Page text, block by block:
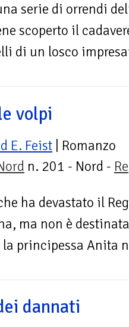
serie di orrendi
scoperto il
di un losco
volpi
E. Feist | Romanzo
n. 201 - Nord -
ha devastato il
ma non è
principessa Anita
dannati